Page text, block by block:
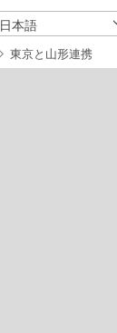
日本語
東京と山形連携